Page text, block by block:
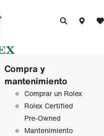
Compra y
mantenimiento
Comprar un Rolex
Rolex Certified
Pre-Owned
Mantenimiento